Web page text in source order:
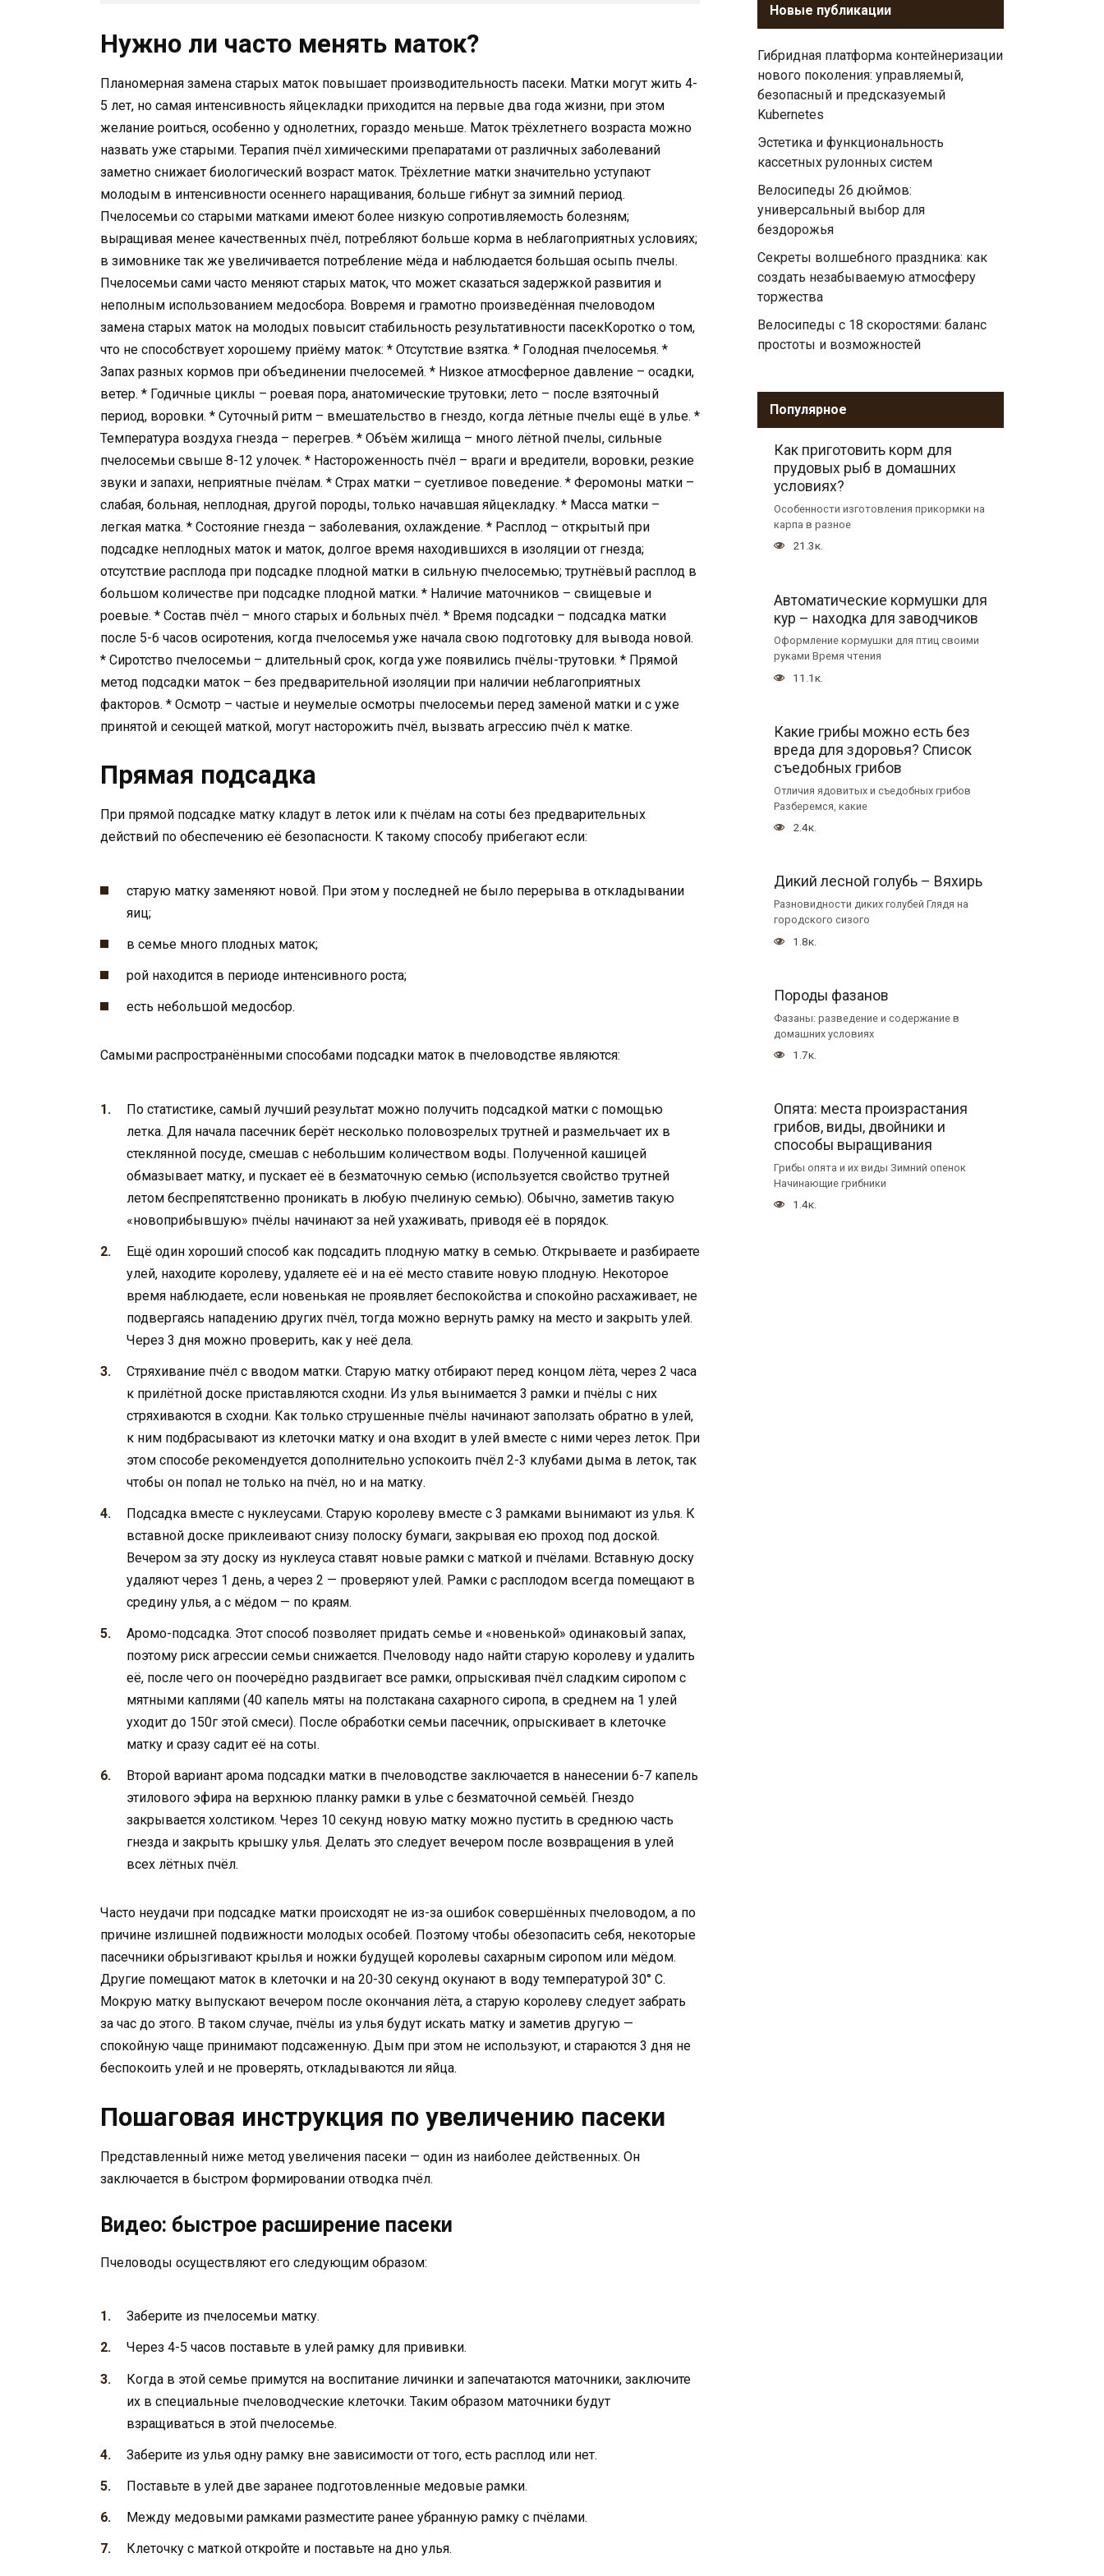
Нужно ли часто менять маток?
Планомерная замена старых маток повышает производительность пасеки. Матки могут жить 4-
5 лет, но самая интенсивность яйцекладки приходится на первые два года жизни, при этом
желание роиться, особенно у однолетних, гораздо меньше. Маток трёхлетнего возраста можно
назвать уже старыми. Терапия пчёл химическими препаратами от различных заболеваний
заметно снижает биологический возраст маток. Трёхлетние матки значительно уступают
молодым в интенсивности осеннего наращивания, больше гибнут за зимний период.
Пчелосемьи со старыми матками имеют более низкую сопротивляемость болезням;
выращивая менее качественных пчёл, потребляют больше корма в неблагоприятных условиях;
в зимовнике так же увеличивается потребление мёда и наблюдается большая осыпь пчелы.
Пчелосемьи сами часто меняют старых маток, что может сказаться задержкой развития и
неполным использованием медосбора. Вовремя и грамотно произведённая пчеловодом
замена старых маток на молодых повысит стабильность результативности пасекКоротко о том,
что не способствует хорошему приёму маток: * Отсутствие взятка. * Голодная пчелосемья. *
Запах разных кормов при объединении пчелосемей. * Низкое атмосферное давление – осадки,
ветер. * Годичные циклы – роевая пора, анатомические трутовки; лето – после взяточный
период, воровки. * Суточный ритм – вмешательство в гнездо, когда лётные пчелы ещё в улье. *
Температура воздуха гнезда – перегрев. * Объём жилища – много лётной пчелы, сильные
пчелосемьи свыше 8-12 улочек. * Настороженность пчёл – враги и вредители, воровки, резкие
звуки и запахи, неприятные пчёлам. * Страх матки – суетливое поведение. * Феромоны матки –
слабая, больная, неплодная, другой породы, только начавшая яйцекладку. * Масса матки –
легкая матка. * Состояние гнезда – заболевания, охлаждение. * Расплод – открытый при
подсадке неплодных маток и маток, долгое время находившихся в изоляции от гнезда;
отсутствие расплода при подсадке плодной матки в сильную пчелосемью; трутнёвый расплод в
большом количестве при подсадке плодной матки. * Наличие маточников – свищевые и
роевые. * Состав пчёл – много старых и больных пчёл. * Время подсадки – подсадка матки
после 5-6 часов осиротения, когда пчелосемья уже начала свою подготовку для вывода новой.
* Сиротство пчелосемьи – длительный срок, когда уже появились пчёлы-трутовки. * Прямой
метод подсадки маток – без предварительной изоляции при наличии неблагоприятных
факторов. * Осмотр – частые и неумелые осмотры пчелосемьи перед заменой матки и с уже
принятой и сеющей маткой, могут насторожить пчёл, вызвать агрессию пчёл к матке.
Прямая подсадка
При прямой подсадке матку кладут в леток или к пчёлам на соты без предварительных
действий по обеспечению её безопасности. К такому способу прибегают если:
старую матку заменяют новой. При этом у последней не было перерыва в откладывании
яиц;
в семье много плодных маток;
рой находится в периоде интенсивного роста;
есть небольшой медосбор.
Самыми распространёнными способами подсадки маток в пчеловодстве являются:
По статистике, самый лучший результат можно получить подсадкой матки с помощью
летка. Для начала пасечник берёт несколько половозрелых трутней и размельчает их в
стеклянной посуде, смешав с небольшим количеством воды. Полученной кашицей
обмазывает матку, и пускает её в безматочную семью (используется свойство трутней
летом беспрепятственно проникать в любую пчелиную семью). Обычно, заметив такую
«новоприбывшую» пчёлы начинают за ней ухаживать, приводя её в порядок.
Ещё один хороший способ как подсадить плодную матку в семью. Открываете и разбираете
улей, находите королеву, удаляете её и на её место ставите новую плодную. Некоторое
время наблюдаете, если новенькая не проявляет беспокойства и спокойно расхаживает, не
подвергаясь нападению других пчёл, тогда можно вернуть рамку на место и закрыть улей.
Через 3 дня можно проверить, как у неё дела.
Стряхивание пчёл с вводом матки. Старую матку отбирают перед концом лёта, через 2 часа
к прилётной доске приставляются сходни. Из улья вынимается 3 рамки и пчёлы с них
стряхиваются в сходни. Как только струшенные пчёлы начинают заползать обратно в улей,
к ним подбрасывают из клеточки матку и она входит в улей вместе с ними через леток. При
этом способе рекомендуется дополнительно успокоить пчёл 2-3 клубами дыма в леток, так
чтобы он попал не только на пчёл, но и на матку.
Подсадка вместе с нуклеусами. Старую королеву вместе с 3 рамками вынимают из улья. К
вставной доске приклеивают снизу полоску бумаги, закрывая ею проход под доской.
Вечером за эту доску из нуклеуса ставят новые рамки с маткой и пчёлами. Вставную доску
удаляют через 1 день, а через 2 — проверяют улей. Рамки с расплодом всегда помещают в
средину улья, а с мёдом — по краям.
Аромо-подсадка. Этот способ позволяет придать семье и «новенькой» одинаковый запах,
поэтому риск агрессии семьи снижается. Пчеловоду надо найти старую королеву и удалить
её, после чего он поочерёдно раздвигает все рамки, опрыскивая пчёл сладким сиропом с
мятными каплями (40 капель мяты на полстакана сахарного сиропа, в среднем на 1 улей
уходит до 150г этой смеси). После обработки семьи пасечник, опрыскивает в клеточке
матку и сразу садит её на соты.
Второй вариант арома подсадки матки в пчеловодстве заключается в нанесении 6-7 капель
этилового эфира на верхнюю планку рамки в улье с безматочной семьёй. Гнездо
закрывается холстиком. Через 10 секунд новую матку можно пустить в среднюю часть
гнезда и закрыть крышку улья. Делать это следует вечером после возвращения в улей
всех лётных пчёл.
Часто неудачи при подсадке матки происходят не из-за ошибок совершённых пчеловодом, а по
причине излишней подвижности молодых особей. Поэтому чтобы обезопасить себя, некоторые
пасечники обрызгивают крылья и ножки будущей королевы сахарным сиропом или мёдом.
Другие помещают маток в клеточки и на 20-30 секунд окунают в воду температурой 30° С.
Мокрую матку выпускают вечером после окончания лёта, а старую королеву следует забрать
за час до этого. В таком случае, пчёлы из улья будут искать матку и заметив другую —
спокойную чаще принимают подсаженную. Дым при этом не используют, и стараются 3 дня не
беспокоить улей и не проверять, откладываются ли яйца.
Пошаговая инструкция по увеличению пасеки
Представленный ниже метод увеличения пасеки — один из наиболее действенных. Он
заключается в быстром формировании отводка пчёл.
Видео: быстрое расширение пасеки
Пчеловоды осуществляют его следующим образом:
Заберите из пчелосемьи матку.
Через 4-5 часов поставьте в улей рамку для прививки.
Когда в этой семье примутся на воспитание личинки и запечатаются маточники, заключите
их в специальные пчеловодческие клеточки. Таким образом маточники будут
взращиваться в этой пчелосемье.
Заберите из улья одну рамку вне зависимости от того, есть расплод или нет.
Поставьте в улей две заранее подготовленные медовые рамки.
Между медовыми рамками разместите ранее убранную рамку с пчёлами.
Клеточку с маткой откройте и поставьте на дно улья.
Новые публикации
Гибридная платформа контейнеризации
нового поколения: управляемый,
безопасный и предсказуемый
Kubernetes
Эстетика и функциональность
кассетных рулонных систем
Велосипеды 26 дюймов:
универсальный выбор для
бездорожья
Секреты волшебного праздника: как
создать незабываемую атмосферу
торжества
Велосипеды с 18 скоростями: баланс
простоты и возможностей
Популярное
Как приготовить корм для
прудовых рыб в домашних
условиях?
Особенности изготовления прикормки на
карпа в разное
21.3к.
Автоматические кормушки для
кур – находка для заводчиков
Оформление кормушки для птиц своими
руками Время чтения
11.1к.
Какие грибы можно есть без
вреда для здоровья? Список
съедобных грибов
Отличия ядовитых и съедобных грибов
Разберемся, какие
2.4к.
Дикий лесной голубь – Вяхирь
Разновидности диких голубей Глядя на
городского сизого
1.8к.
Породы фазанов
Фазаны: разведение и содержание в
домашних условиях
1.7к.
Опята: места произрастания
грибов, виды, двойники и
способы выращивания
Грибы опята и их виды Зимний опенок
Начинающие грибники
1.4к.